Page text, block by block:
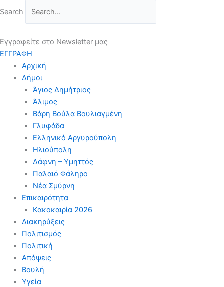
στο
Search
Εγγραφείτε στο Newsletter μας
ΕΓΓΡΑΦΗ
Αρχική
Δήμοι
Άγιος Δημήτριος
Άλιμος
Βάρη Βούλα Βουλιαγμένη
Γλυφάδα
Ελληνικό Αργυρούπολη
Ηλιούπολη
Δάφνη – Υμηττός
Παλαιό Φάληρο
Νέα Σμύρνη
Επικαιρότητα
Κακοκαιρία 2026
Διακηρύξεις
Πολιτισμός
Πολιτική
Απόψεις
Βουλή
Υγεία